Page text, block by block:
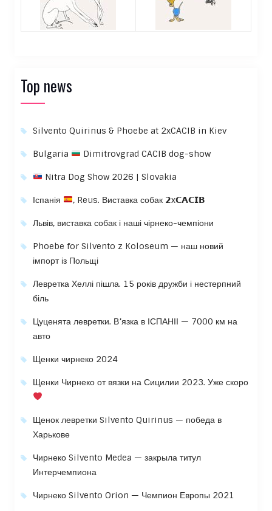
Top news
Silvento Quirinus & Phoebe at 2xCACIB in Kiev
Bulgaria Dimitrovgrad CACIB dog-show
Nitra Dog Show 2026 | Slovakia
Іспанія , Reus. Виставка собак 𝟮x𝗖𝗔𝗖𝗜𝗕
Львів, виставка собак і наші чірнеко-чемпіони
Phoebe for Silvento z Koloseum — наш новий
імпорт із Польщі
Левретка Хеллі пішла. 15 років дружби і нестерпний
біль
Цуценята левретки. В’язка в ІСПАНІІ — 7000 км на
авто
Щенки чирнеко 2024
Щенки Чирнеко от вязки на Сицилии 2023. Уже скоро
Щенок левретки Silvento Quirinus — победа в
Харькове
Чирнеко Silvento Medea — закрыла титул
Интерчемпиона
Чирнеко Silvento Orion — Чемпион Европы 2021